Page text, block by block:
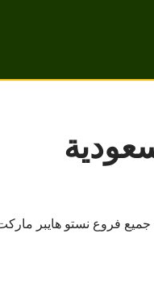
جميع فروع نستو هايبر